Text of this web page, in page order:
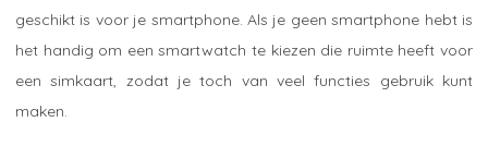
geschikt is voor je smartphone. Als je geen smartphone hebt is
het handig om een smartwatch te kiezen die ruimte heeft voor
een simkaart, zodat je toch van veel functies gebruik kunt
maken.